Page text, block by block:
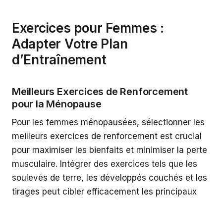
Exercices pour Femmes :
Adapter Votre Plan
d’Entraînement
Meilleurs Exercices de Renforcement
pour la Ménopause
Pour les femmes ménopausées, sélectionner les
meilleurs exercices de renforcement est crucial
pour maximiser les bienfaits et minimiser la perte
musculaire. Intégrer des exercices tels que les
soulevés de terre, les développés couchés et les
tirages peut cibler efficacement les principaux